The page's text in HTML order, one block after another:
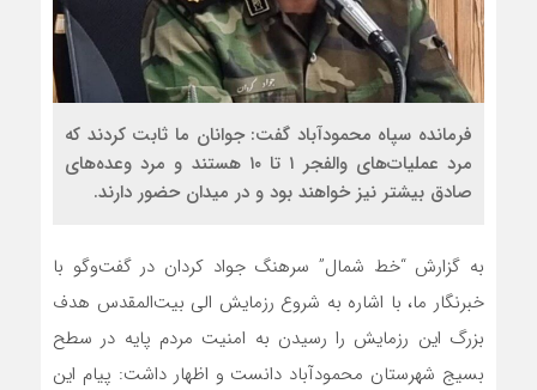
فرمانده سپاه محمودآباد گفت: جوانان ما ثابت کردند که
مرد عملیات‌های والفجر ۱ تا ۱۰ هستند و مرد وعده‌های
صادق بیشتر نیز خواهند بود و در میدان حضور دارند.
به گزارش “خط شمال” سرهنگ جواد کردان در گفت‌وگو با
خبرنگار ما، با اشاره به شروع رزمایش الی بیت‌المقدس هدف
بزرگ این رزمایش را رسیدن به امنیت مردم پایه در سطح
بسیج شهرستان محمودآباد دانست و اظهار داشت: پیام این